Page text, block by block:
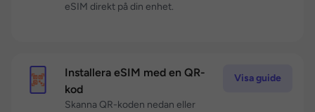
eSIM direkt på din enhet.
Installera eSIM med en QR-
kod
Skanna QR-koden nedan eller
Visa guide